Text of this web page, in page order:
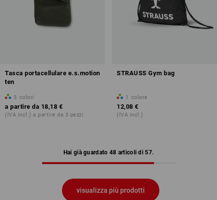
Tasca portacellulare e.s.motion
ten
5 colori
a partire da 18,18 €
(IVA incl.) a partire da 3 pezzi
STRAUSS Gym bag
1 colore
12,08 €
(IVA incl.)
Hai già guardato 48 articoli di 57.
visualizza più prodotti